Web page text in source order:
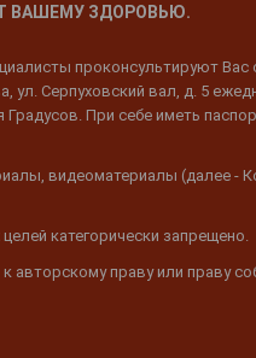
ВАШЕМУ ЗДОРОВЬЮ.
проконсультируют Вас
ул. Серпуховский вал, д. 5
Градусов. При себе иметь
видеоматериалы (далее -
категорически запрещено.
авторскому праву или праву